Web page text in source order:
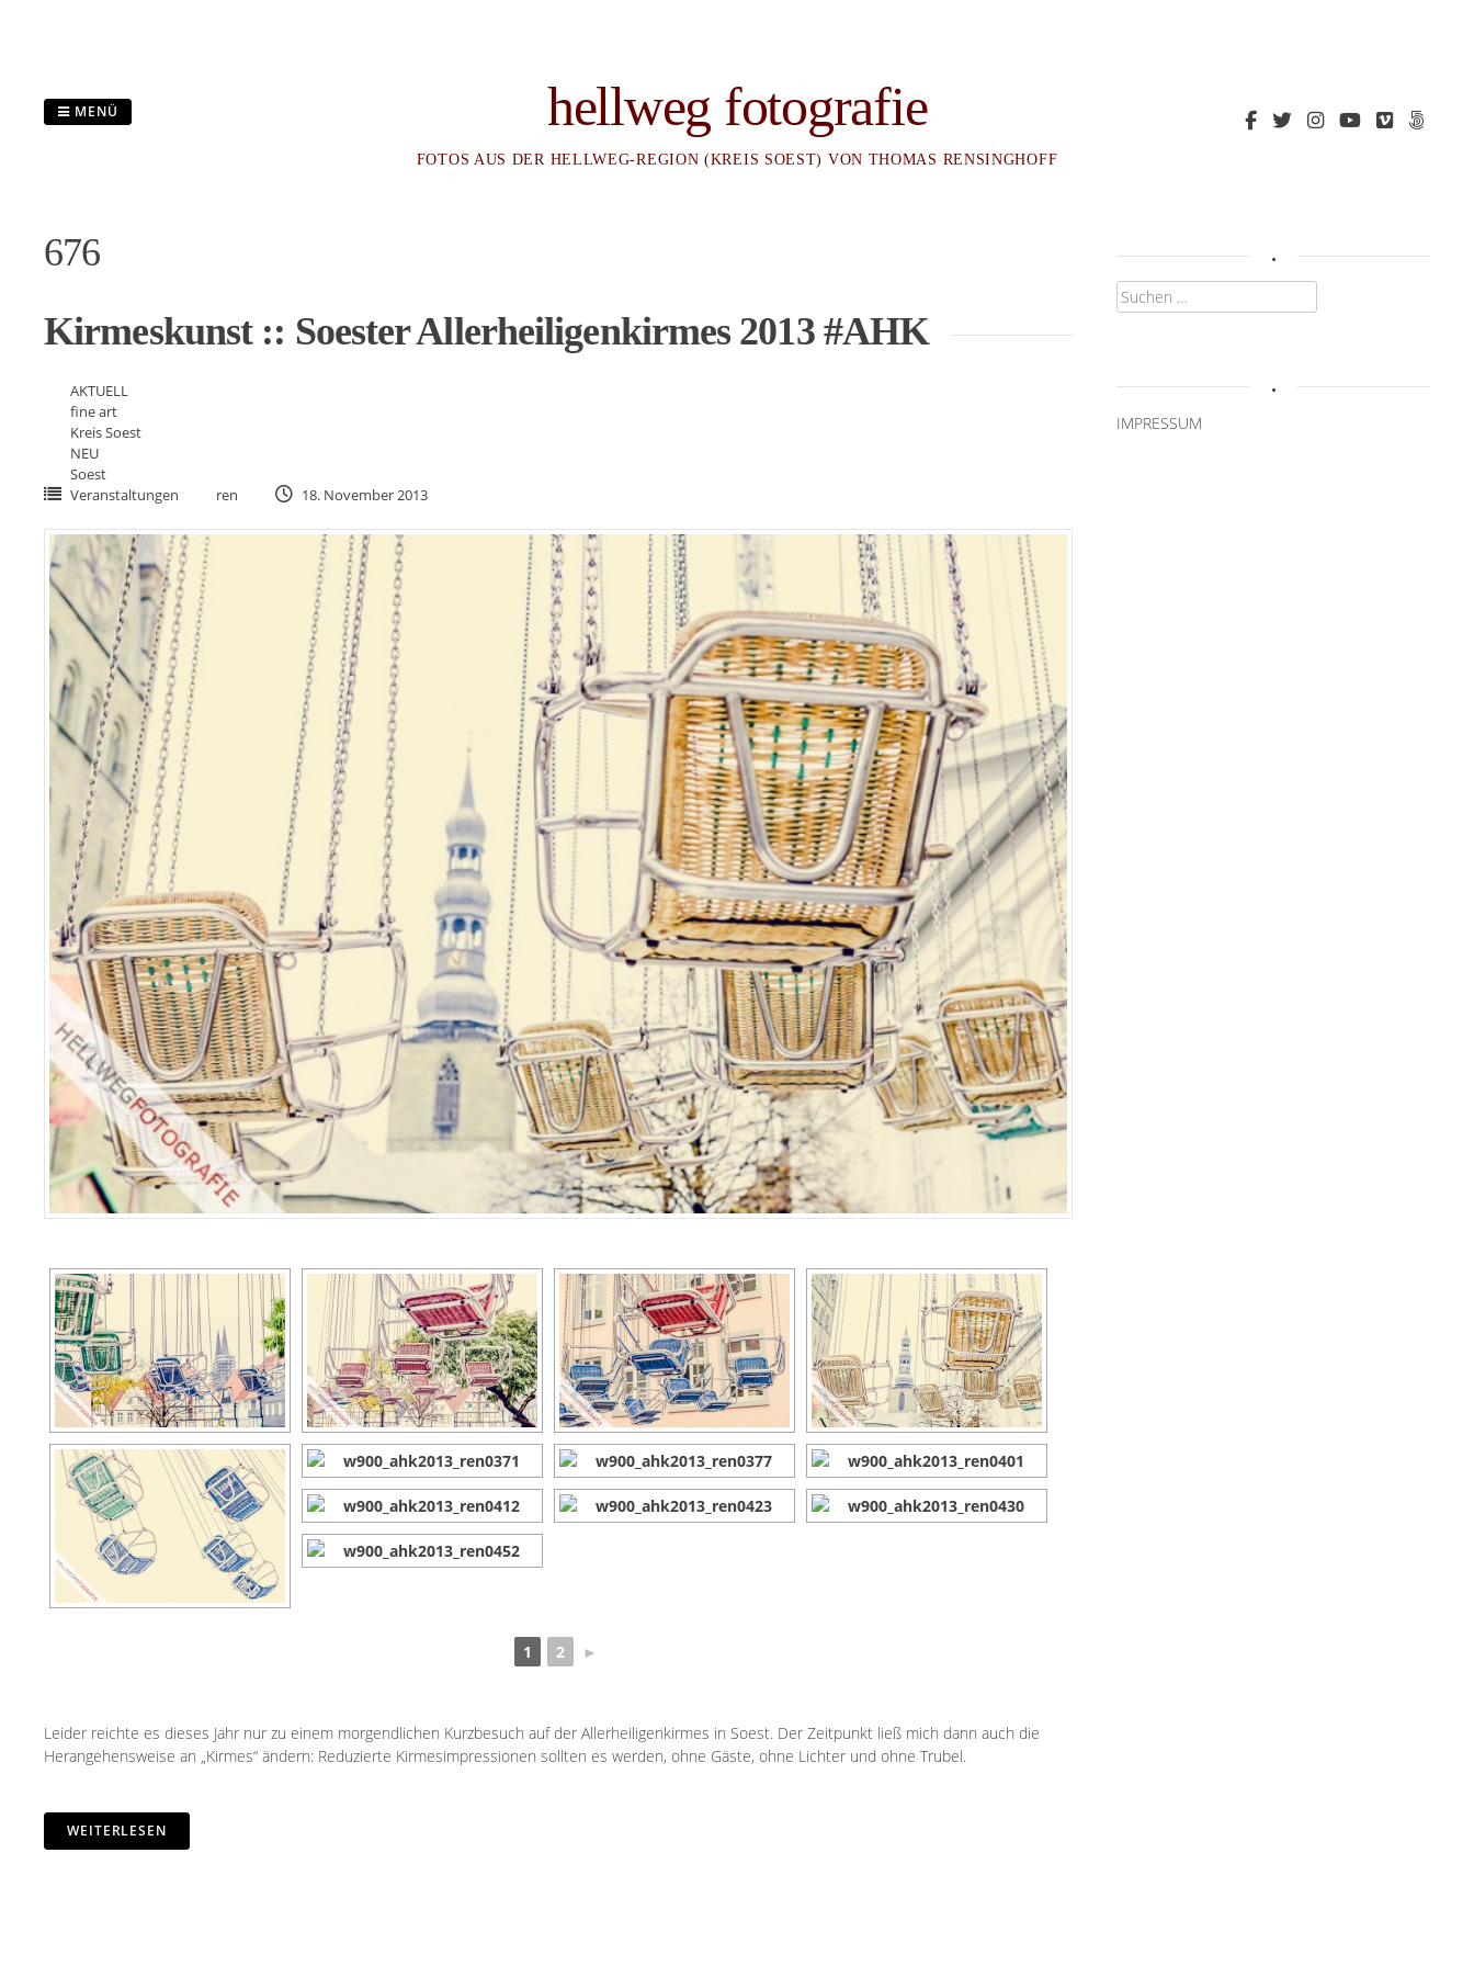
hellweg fotografie
FOTOS AUS DER HELLWEG-REGION (KREIS SOEST) VON THOMAS RENSINGHOFF
MENÜ
676
Kirmeskunst :: Soester Allerheiligenkirmes 2013 #AHK
AKTUELL
fine art
Kreis Soest
NEU
Soest
Veranstaltungen
ren 18. November 2013
1 2 ►
Leider reichte es dieses Jahr nur zu einem morgendlichen Kurzbesuch auf der Allerheiligenkirmes in Soest. Der Zeitpunkt ließ mich dann auch die
Herangehensweise an „Kirmes“ ändern: Reduzierte Kirmesimpressionen sollten es werden, ohne Gäste, ohne Lichter und ohne Trubel.
WEITERLESEN
.
Suchen
nach:
.
IMPRESSUM